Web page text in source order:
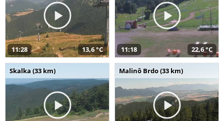
11:28 13,6 °C 11:18 22,6 °C
Skalka (33 km) Malinô Brdo (33 km)